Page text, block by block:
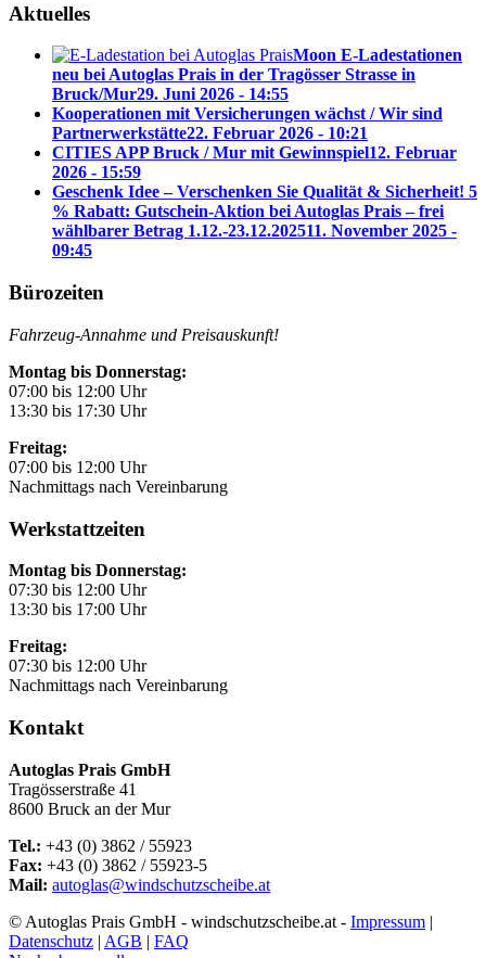
Aktuelles
Moon E-Ladestationen
neu bei Autoglas Prais in der Tragösser Strasse in
Bruck/Mur29. Juni 2026 - 14:55
Kooperationen mit Versicherungen wächst / Wir sind
Partnerwerkstätte22. Februar 2026 - 10:21
CITIES APP Bruck / Mur mit Gewinnspiel12. Februar
2026 - 15:59
Geschenk Idee – Verschenken Sie Qualität & Sicherheit! 5
% Rabatt: Gutschein-Aktion bei Autoglas Prais – frei
wählbarer Betrag 1.12.-23.12.202511. November 2025 -
09:45
Bürozeiten
Fahrzeug-Annahme und Preisauskunft!
Montag bis Donnerstag:
07:00 bis 12:00 Uhr
13:30 bis 17:30 Uhr
Freitag:
07:00 bis 12:00 Uhr
Nachmittags nach Vereinbarung
Werkstattzeiten
Montag bis Donnerstag:
07:30 bis 12:00 Uhr
13:30 bis 17:00 Uhr
Freitag:
07:30 bis 12:00 Uhr
Nachmittags nach Vereinbarung
Kontakt
Autoglas Prais GmbH
Tragösserstraße 41
8600 Bruck an der Mur
Tel.: +43 (0) 3862 / 55923
Fax: +43 (0) 3862 / 55923-5
Mail: autoglas@windschutzscheibe.at
© Autoglas Prais GmbH - windschutzscheibe.at - Impressum |
Datenschutz | AGB | FAQ